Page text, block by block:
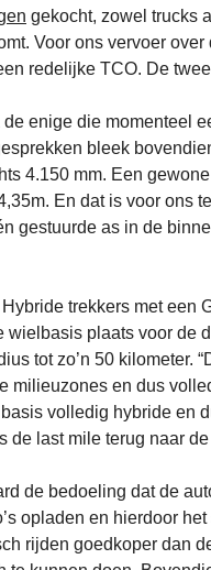
gekocht, zowel trucks
Voor ons vervoer
redelijke TCO. De
enige die momenteel
bleek
4.150 mm. Een
En dat is voor ons
gestuurde as in de
trekkers met een
wielbasis plaats voor de
tot zo’n 50 kilometer.
milieuzones en dus
volledig hybride en
de last mile terug naar
de bedoeling dat de
opladen en hierdoor
rijden goedkoper dan